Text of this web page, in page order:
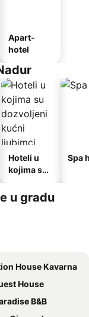
Apart-
hotel
Hoteli u
kojima su
kućni
ljubimci
Spa
u gradu
House Kavarna
House
B&B